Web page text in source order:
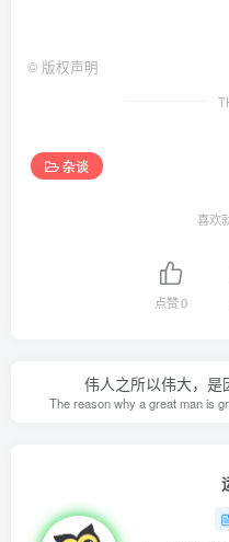
© 版权声明
杂谈
喜欢
点赞0
伟人之所以伟大，是
The reason why a great man is